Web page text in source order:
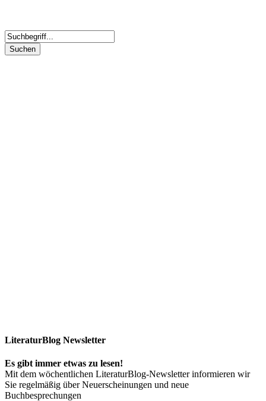
LiteraturBlog Newsletter
Es gibt immer etwas zu lesen!
Mit dem wöchentlichen LiteraturBlog-Newsletter informieren wir
Sie regelmäßig über Neuerscheinungen und neue
Buchbesprechungen